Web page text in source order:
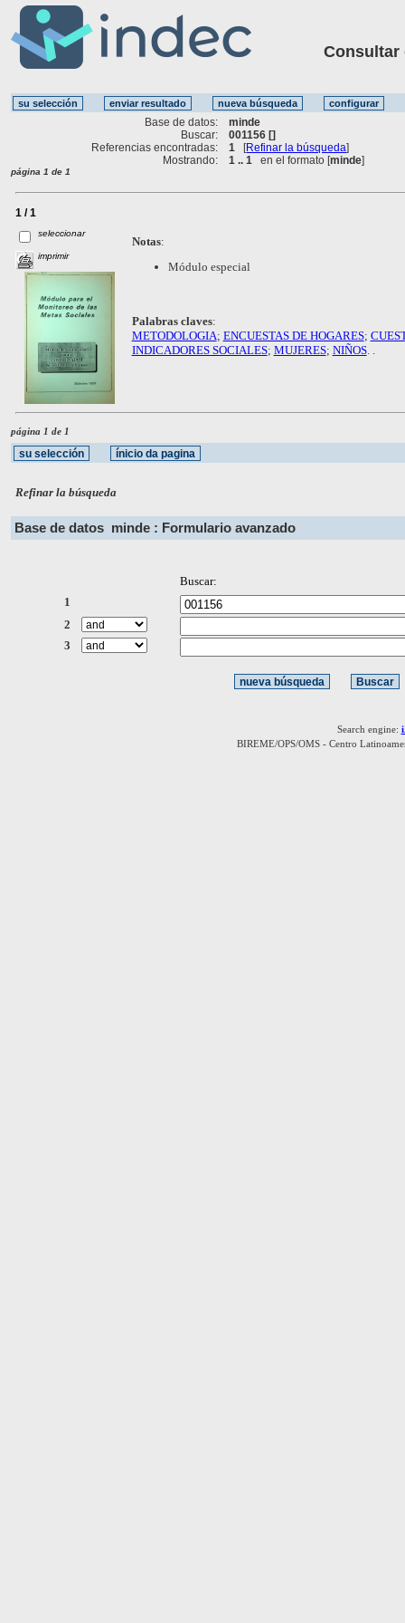
Consultar
Base de datos:
minde
Buscar:
001156 []
Referencias encontradas:
1 [Refinar la búsqueda]
Mostrando:
1 .. 1 en el formato [minde]
página 1 de 1
1 / 1
seleccionar
imprimir
Notas:
Módulo especial
Palabras claves:
METODOLOGIA; ENCUESTAS DE HOGARES;
INDICADORES SOCIALES; MUJERES; NIÑOS. .
página 1 de 1
Refinar la búsqueda
Base de datos minde : Formulario avanzado
Buscar:
1
2
3
Search engine:
BIREME/OPS/OMS - Centro